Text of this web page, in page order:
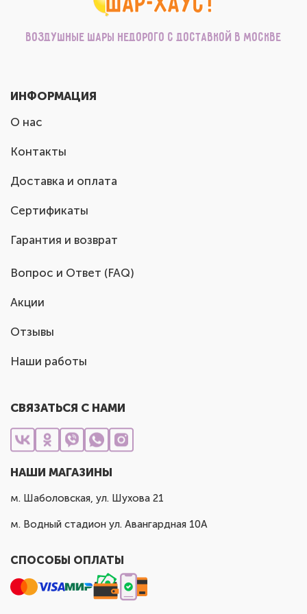
Воздушные шары недорого с доставкой в Москве
ИНФОРМАЦИЯ
О нас
Контакты
Доставка и оплата
Сертификаты
Гарантия и возврат
Вопрос и Ответ (FAQ)
Акции
Отзывы
Наши работы
СВЯЗАТЬСЯ С НАМИ
НАШИ МАГАЗИНЫ
м. Шаболовская, ул. Шухова 21
м. Водный стадион ул. Авангардная 10А
СПОСОБЫ ОПЛАТЫ